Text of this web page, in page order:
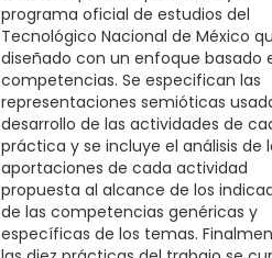
programa oficial de estudios del
Tecnológico Nacional de México
diseñado con un enfoque basado
competencias. Se especifican las
representaciones semióticas
desarrollo de las actividades de
práctica y se incluye el análisis de
aportaciones de cada actividad
propuesta al alcance de los
de las competencias genéricas y
específicas de los temas.